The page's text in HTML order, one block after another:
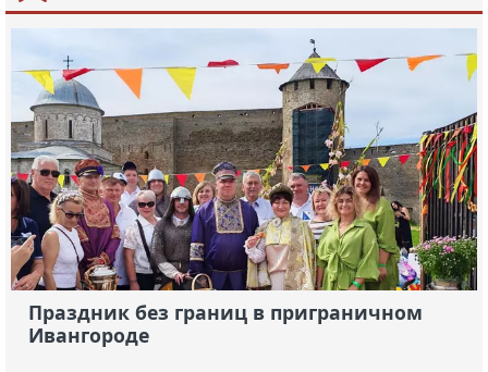
Праздник без границ в приграничном
Ивангороде